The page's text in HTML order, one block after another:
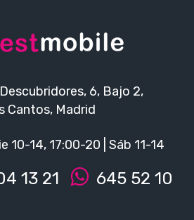
6, Bajo 2,
Cantos, Madrid
10-14, 17:00-20 | Sáb 11-14
13 21
645 52 10